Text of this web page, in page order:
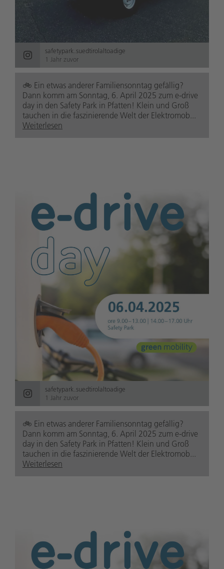
safetypark.suedtirolaltoadige
1 Jahr zuvor
🚲️ Ein etwas anderer Familiensonntag gefällig?
Dann komm am Sonntag, 6. April 2025 zum e-drive
day in den Safety Park in Pfatten! Klein und Groß
tauchen in die faszinierende Welt der Elektromob...
Weiterlesen
safetypark.suedtirolaltoadige
1 Jahr zuvor
🚲️ Ein etwas anderer Familiensonntag gefällig?
Dann komm am Sonntag, 6. April 2025 zum e-drive
day in den Safety Park in Pfatten! Klein und Groß
tauchen in die faszinierende Welt der Elektromob...
Weiterlesen